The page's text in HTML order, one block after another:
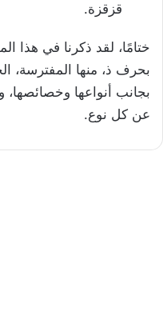
قزقزة.
ختامًا، لقد ذكرنا في هذا
بحرف ذ، منها المفترسة،
بجانب أنواعها وخصائصها،
عن كل نوع.